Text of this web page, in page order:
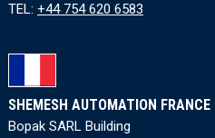
TEL: +44 754 620 6583
SHEMESH AUTOMATION FRANCE
Bopak SARL Building